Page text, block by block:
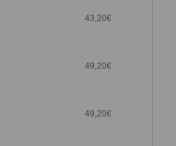
43,20€
49,20€
49,20€